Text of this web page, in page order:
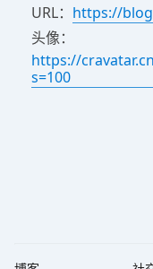
URL： https://
头像：
https://
s=100